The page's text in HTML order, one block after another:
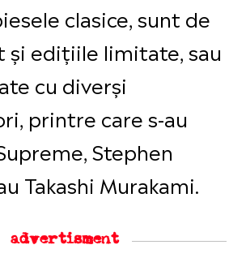
clasice, sunt de
și edițiile limitate, sau
cu diverși
printre care s-au
Stephen
Takashi Murakami.
advertisment